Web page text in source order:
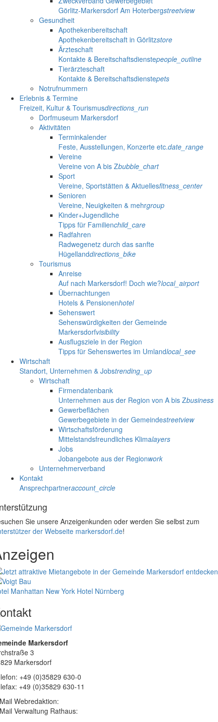
Görlitz-Markersdorf Am Hoterbergstreetview
Gesundheit
Apothekenbereitschaft
Apothekenbereitschaft in Görlitzstore
Ärzteschaft
Kontakte & Bereitschaftsdienstepeople_outline
Tierärzteschaft
Kontakte & Bereitschaftsdienstepets
Notrufnummern
Erlebnis & Termine
Freizeit, Kultur & Tourismusdirections_run
Dorfmuseum Markersdorf
Aktivitäten
Terminkalender
Feste, Ausstellungen, Konzerte etc.date_range
Vereine
Vereine von A bis Zbubble_chart
Sport
Vereine, Sportstätten & Aktuellesfitness_center
Senioren
Vereine, Neuigkeiten & mehrgroup
Kinder+Jugendliche
Tipps für Familienchild_care
Radfahren
Radwegenetz durch das sanfte
Hügellanddirections_bike
Tourismus
Anreise
Auf nach Markersdorf! Doch wie?local_airport
Übernachtungen
Hotels & Pensionenhotel
Sehenswert
Sehenswürdigkeiten der Gemeinde
Markersdorfvisibility
Ausflugsziele in der Region
Tipps für Sehenswertes im Umlandlocal_see
Wirtschaft
Standort, Unternehmen & Jobstrending_up
Wirtschaft
Firmendatenbank
Unternehmen aus der Region von A bis Zbusiness
Gewerbeflächen
Gewerbegebiete in der Gemeindestreetview
Wirtschaftsförderung
Mittelstandsfreundliches Klimalayers
Jobs
Jobangebote aus der Regionwork
Unternehmerverband
Kontakt
Ansprechpartneraccount_circle
Sie unsere Anzeigenkunden oder werden Sie selbst zum
der Webseite markersdorf.de!
Manhattan New York Hotel Nürnberg
Markersdorf
3
Markersdorf
+49 (0)35829 630-0
+49 (0)35829 630-11
Webredaktion:
Verwaltung Rathaus: